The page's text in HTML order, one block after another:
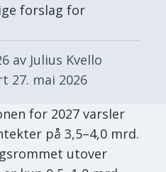
forslag for
av Julius Kvello
27. mai 2026
for 2027 varsler
på 3,5–4,0 mrd.
utover